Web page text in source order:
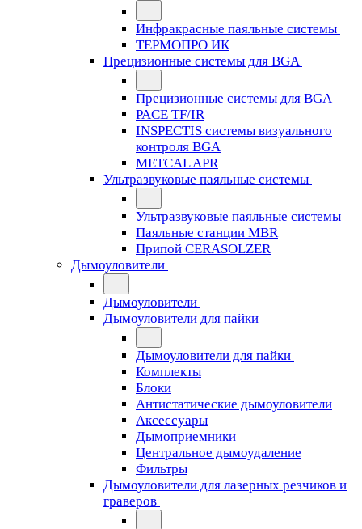
Инфракрасные паяльные системы
ТЕРМОПРО ИК
Прецизионные системы для BGA
Прецизионные системы для BGA
PACE TF/IR
INSPECTIS системы визуального
контроля BGA
METCAL APR
Ультразвуковые паяльные системы
Ультразвуковые паяльные системы
Паяльные станции MBR
Припой CERASOLZER
Дымоуловители
Дымоуловители
Дымоуловители для пайки
Дымоуловители для пайки
Комплекты
Блоки
Антистатические дымоуловители
Аксессуары
Дымоприемники
Центральное дымоудаление
Фильтры
Дымоуловители для лазерных резчиков и
граверов